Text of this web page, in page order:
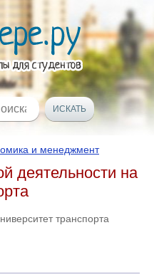
и менеджмент
деятельности на
транспорта